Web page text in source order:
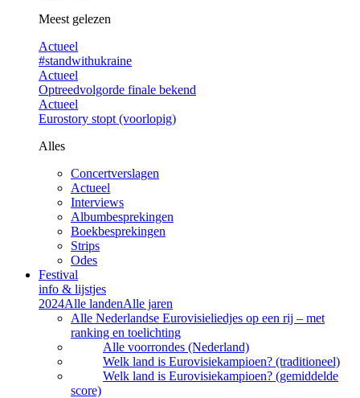
Meest gelezen
Actueel
#standwithukraine
Actueel
Optreedvolgorde finale bekend
Actueel
Eurostory stopt (voorlopig)
Alles
Concertverslagen
Actueel
Interviews
Albumbesprekingen
Boekbesprekingen
Strips
Odes
Festival
info & lijstjes
2024Alle landenAlle jaren
Alle Nederlandse Eurovisieliedjes op een rij – met
ranking en toelichting
Alle voorrondes (Nederland)
Welk land is Eurovisiekampioen? (traditioneel)
Welk land is Eurovisiekampioen? (gemiddelde
score)